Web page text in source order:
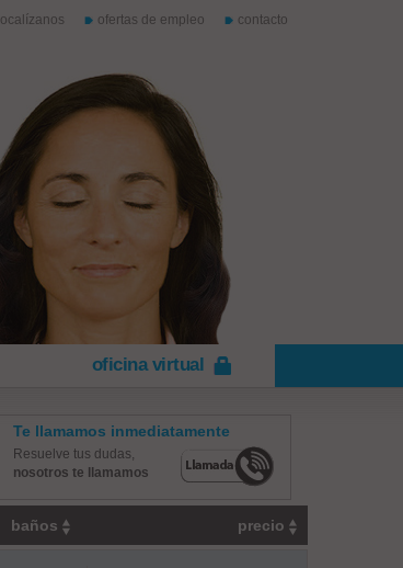
localízanos ofertas de empleo contacto
oficina virtual
Te llamamos inmediatamente
Resuelve tus dudas,
nosotros te llamamos
baños precio